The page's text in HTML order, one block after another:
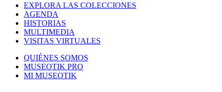
EXPLORA LAS COLECCIONES
AGENDA
HISTORIAS
MULTIMEDIA
VISITAS VIRTUALES
QUIÉNES SOMOS
MUSEOTIK PRO
MI MUSEOTIK